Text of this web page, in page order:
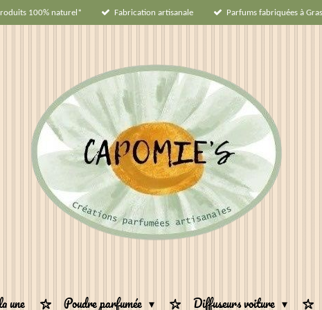
100% naturel* Fabrication artisanale Parfums fabriquées à
une Poudre parfumée Diffuseurs voiture